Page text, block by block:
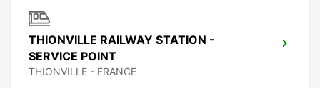
THIONVILLE RAILWAY STATION -
SERVICE POINT
THIONVILLE - FRANCE